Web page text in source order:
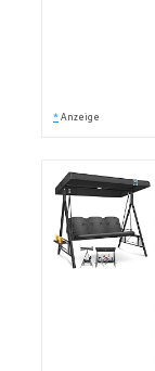
* Anzeige